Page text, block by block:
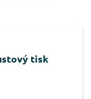
tisk